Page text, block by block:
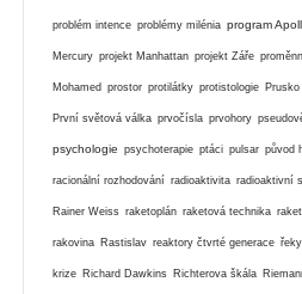
problém intence problémy milénia program
Mercury projekt Manhattan projekt Záře
Mohamed prostor protilátky protistologie Prusko
První světová válka prvočísla prvohory
psychologie psychoterapie ptáci pulsar původ
racionální rozhodování radioaktivita radioaktivní
Rainer Weiss raketoplán raketová technika
rakovina Rastislav reaktory čtvrté generace řeky
krize Richard Dawkins Richterova škála